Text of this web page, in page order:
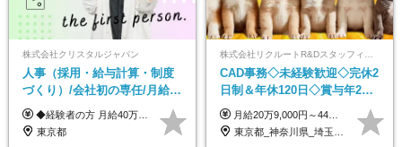
株式会社クリスタルジャパン
人事（採用・給与計算・制度
づくり）/会社初の専任/月給40
万円～可/残業10h/土日祝休み/
年休120日以上
◆経験者の方 月給40万円～65万円＋賞与年2回 【給与イメージ】 人事経験5年程度：月給45万円～ ◆未経験の方 月給35万円～65万円＋賞与年2回 ※経験・スキルを考慮のうえ、優遇いたします。 ※試用期間は3ヶ月です。期間中の給与・待遇に変更はありません。 ※上記月給には、固定残業代（月45時間分／8.8万円～16.5万円）を含みます。 ※固定残業時間を超過した場合は、超過分を別途全額支給いたします。 【固定残業代について】 固定残業45時間分（88,000円～165,000円）を含む ※超過分は別途全額支給
東京都
CAD事務◇未経験歓迎◇完休2
日制＆年休120日◇賞与年2回
◇住宅手当制度・社員寮あ
り/j1
月給20万9,000円～44万円 ※試用期間6カ月あり（期間中の待遇に変更なし） ※経験・能力・前給を考慮の上、決定いたします ※時間外手当100％支給 ※派遣就業先が変更となる場合には、就業規則、労使協定等に基づき賃金が変更となる可能性があります
東京都_神奈川県_埼玉県_千葉県_大阪府_愛知県_青森県_岩手県_宮城県_秋田県_山形県_福島県_茨城県_栃木県_群馬県_山梨県_長野県_福井県_静岡県_岐阜県_三重県_兵庫県_京都府_滋賀県_奈良県_広島県_岡山県_山口県_香川県_福岡県_熊本県_佐賀県_長崎県_大分県_宮崎県_鹿児島県